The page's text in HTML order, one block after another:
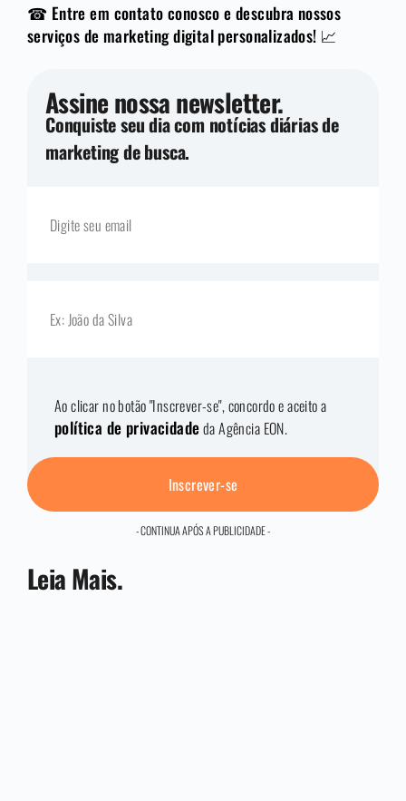
☎ Entre em contato conosco e descubra nossos
serviços de marketing digital personalizados! 📈
Assine nossa newsletter.
Conquiste seu dia com notícias diárias de
marketing de busca.
Ao clicar no botão "Inscrever-se", concordo e aceito a
política de privacidadeda Agência EON.
Inscrever-se
- CONTINUA APÓS A PUBLICIDADE -
Leia Mais.